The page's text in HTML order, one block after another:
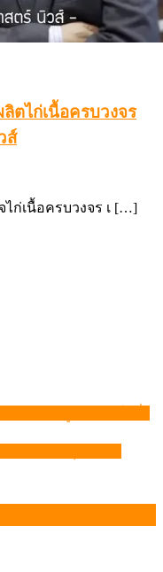
ตไก่เนื้อครบวงจร
ส์
ก่เนื้อครบวงจร เ […]